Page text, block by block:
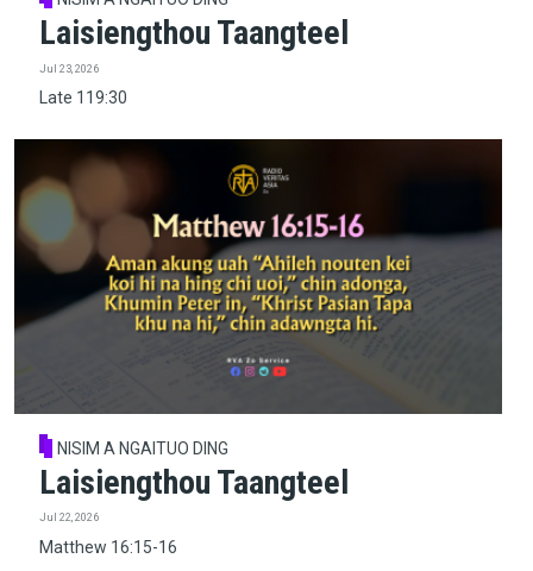
Laisiengthou Taangteel
Jul 23, 2026
Late 119:30
NISIM A NGAITUO DING
Laisiengthou Taangteel
Jul 22, 2026
Matthew 16:15-16